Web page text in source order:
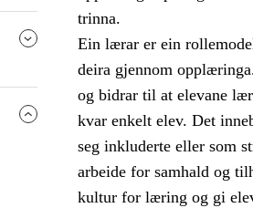
trinna.
Ein lærar er ein
deira gjennom
og bidrar til at elevane
kvar enkelt elev. Det
seg inkluderte eller som
arbeide for samhald og
kultur for læring og gi